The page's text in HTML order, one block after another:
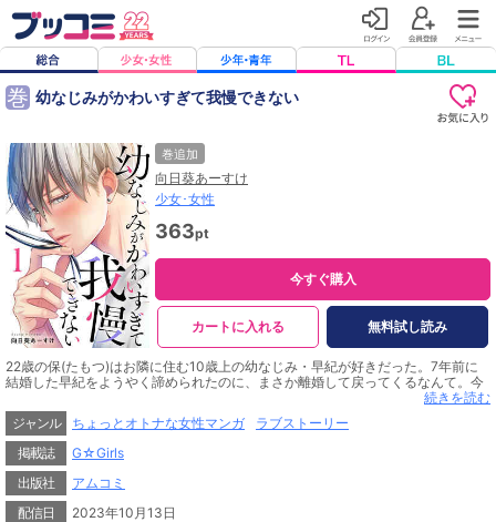
巻 幼なじみがかわいすぎて我慢できない
巻追加
向日葵あーすけ
少女･女性
363pt
今すぐ購入
カートに入れる 無料試し読み
22歳の保(たもつ)はお隣に住む10歳上の幼なじみ・早紀が好きだった。7年前に
結婚した早紀をようやく諦められたのに、まさか離婚して戻ってくるなんて。今
は付き合っている彼女がいるのに、早紀の笑顔を見るたび心の我慢がきかなくな
ってきて!?
続きを読む
ジャンル
ちょっとオトナな女性マンガ
ラブストーリー
掲載誌
G☆Girls
出版社
アムコミ
配信日
2023年10月13日